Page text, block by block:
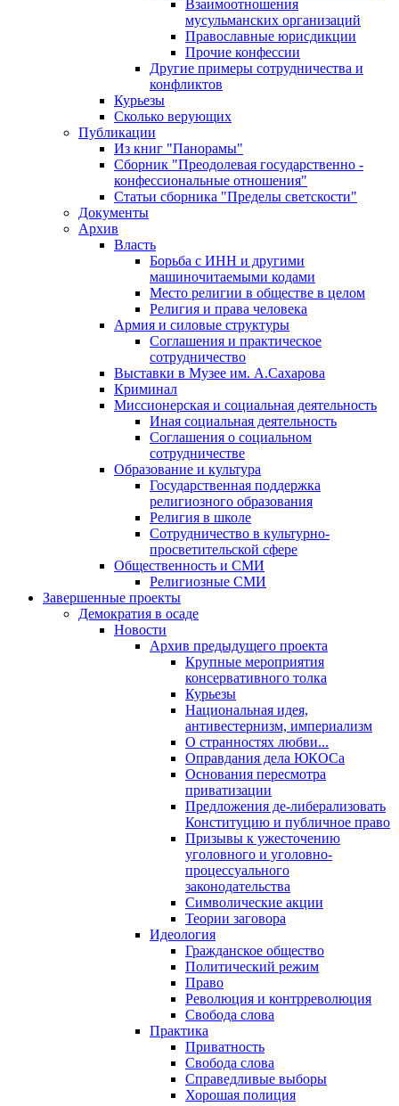
Взаимоотношения
мусульманских организаций
Православные юрисдикции
Прочие конфессии
Другие примеры сотрудничества и
конфликтов
Курьезы
Сколько верующих
Публикации
Из книг "Панорамы"
Сборник "Преодолевая государственно -
конфессиональные отношения"
Статьи сборника "Пределы светскости"
Документы
Архив
Власть
Борьба с ИНН и другими
машиночитаемыми кодами
Место религии в обществе в целом
Религия и права человека
Армия и силовые структуры
Соглашения и практическое
сотрудничество
Выставки в Музее им. А.Сахарова
Криминал
Миссионерская и социальная деятельность
Иная социальная деятельность
Соглашения о социальном
сотрудничестве
Образование и культура
Государственная поддержка
религиозного образования
Религия в школе
Сотрудничество в культурно-
просветительской сфере
Общественность и СМИ
Религиозные СМИ
Завершенные проекты
Демократия в осаде
Новости
Архив предыдущего проекта
Крупные мероприятия
консервативного толка
Курьезы
Национальная идея,
антивестернизм, империализм
О странностях любви...
Оправдания дела ЮКОСа
Основания пересмотра
приватизации
Предложения де-либерализовать
Конституцию и публичное право
Призывы к ужесточению
уголовного и уголовно-
процессуального
законодательства
Символические акции
Теории заговора
Идеология
Гражданское общество
Политический режим
Право
Революция и контрреволюция
Свобода слова
Практика
Приватность
Свобода слова
Справедливые выборы
Хорошая полиция